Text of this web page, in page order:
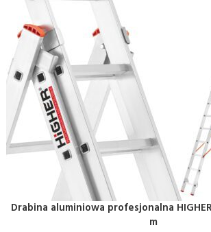
Drabina aluminiowa profesjonalna
m